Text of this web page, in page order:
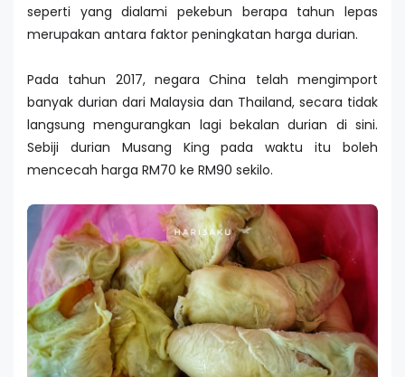
seperti yang dialami pekebun berapa tahun lepas
merupakan antara faktor peningkatan harga durian.
Pada tahun 2017, negara China telah mengimport
banyak durian dari Malaysia dan Thailand, secara tidak
langsung mengurangkan lagi bekalan durian di sini.
Sebiji durian Musang King pada waktu itu boleh
mencecah harga RM70 ke RM90 sekilo.